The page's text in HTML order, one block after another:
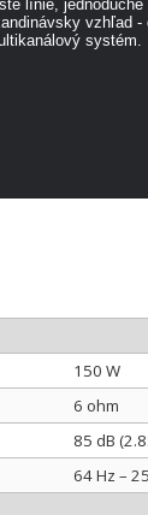
línie,
vzhľad
systém.
150 W
6 ohm
85 dB
64 Hz –